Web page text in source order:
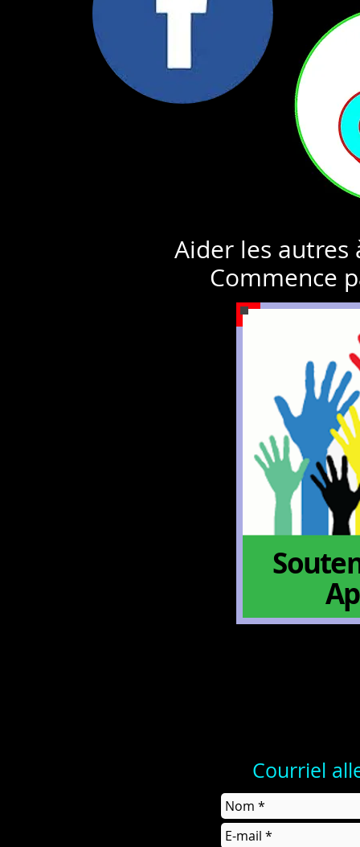
Aider les autres
Commence
Courriel